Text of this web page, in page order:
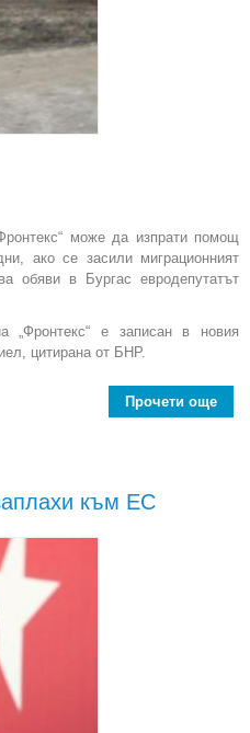
може да изпрати помощ
ако се засили миграционният
обяви в Бургас евродепутатът
„Фронтекс“ е записан в новия
цитирана от БНР.
Прочети още
към ЕС